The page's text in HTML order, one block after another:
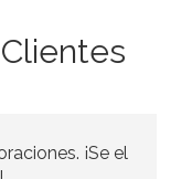
¡Se el